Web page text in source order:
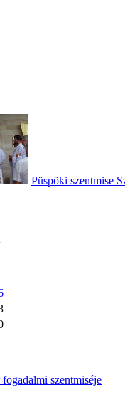
Püspöki szentmise
fogadalmi szentmiséje